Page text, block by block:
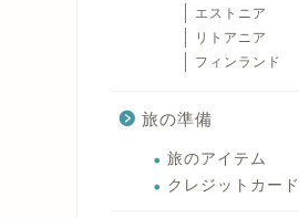
エストニア
リトアニア
フィンランド
旅の準備
旅のアイテム
クレジットカード